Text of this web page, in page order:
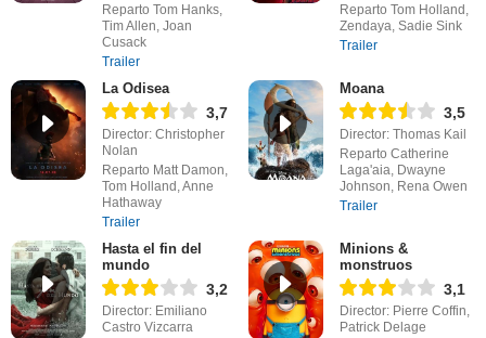
Reparto Tom Hanks,
Tim Allen, Joan
Cusack
Trailer
Reparto Tom Holland,
Zendaya, Sadie Sink
Trailer
La Odisea
3,7
Director: Christopher
Nolan
Reparto Matt Damon,
Tom Holland, Anne
Hathaway
Trailer
Moana
3,5
Director: Thomas Kail
Reparto Catherine
Laga'aia, Dwayne
Johnson, Rena Owen
Trailer
Hasta el fin del
mundo
3,2
Director: Emiliano
Castro Vizcarra
Minions &
monstruos
3,1
Director: Pierre Coffin,
Patrick Delage